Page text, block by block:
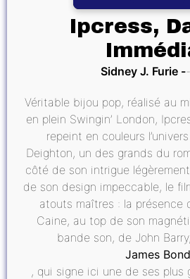
Ipcress,
Sidney J. Furie
Véritable bijou pop, réalisé au
en plein Swingin’ London,
repeint en couleurs
Deighton, un des grands du
côté de son intrigue
de son design impeccable, le
atouts maîtres : la présence
Caine, au top de son
bande son, de John
James Bond
, qui signe ici une de ses plus